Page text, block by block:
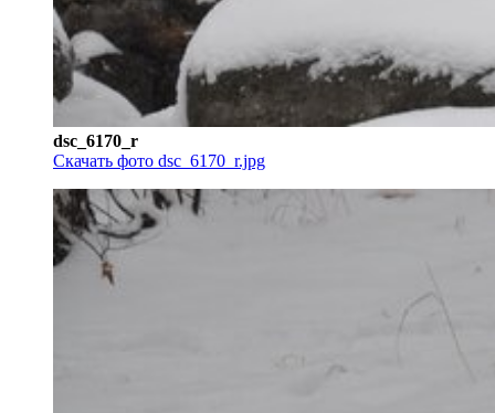
dsc_6170_r
Скачать фото dsc_6170_r.jpg